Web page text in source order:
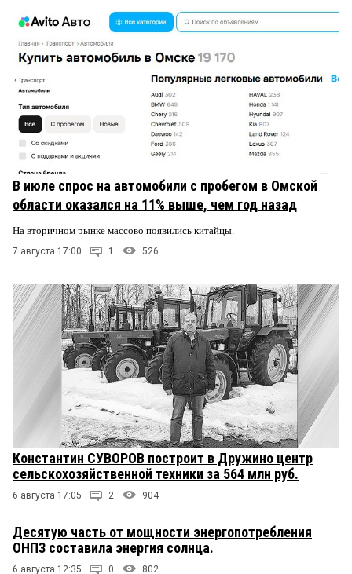
В июле спрос на автомобили с пробегом в Омской
области оказался на 11% выше, чем год назад
На вторичном рынке массово появились китайцы.
7 августа 17:00 1 526
Константин СУВОРОВ построит в Дружино центр
сельскохозяйственной техники за 564 млн руб.
6 августа 17:05 2 904
Десятую часть от мощности энергопотребления
ОНПЗ составила энергия солнца.
6 августа 12:35 0 802